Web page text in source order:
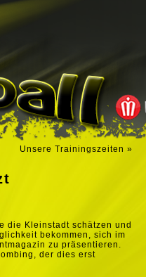
Unsere Trainingszeiten »
die Kleinstadt schätzen und
bekommen, sich im
zu präsentieren.
der dies erst